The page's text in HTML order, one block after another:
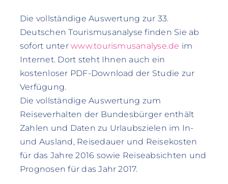
Die vollständige Auswertung zur 33.
Deutschen Tourismusanalyse finden Sie ab
sofort unterwww.tourismusanalyse.de im
Internet. Dort steht Ihnen auch ein
kostenloser PDF-Download der Studie zur
Verfügung.
Die vollständige Auswertung zum
Reiseverhalten der Bundesbürger enthält
Zahlen und Daten zu Urlaubszielen im In-
und Ausland, Reisedauer und Reisekosten
für das Jahre 2016 sowie Reiseabsichten und
Prognosen für das Jahr 2017.